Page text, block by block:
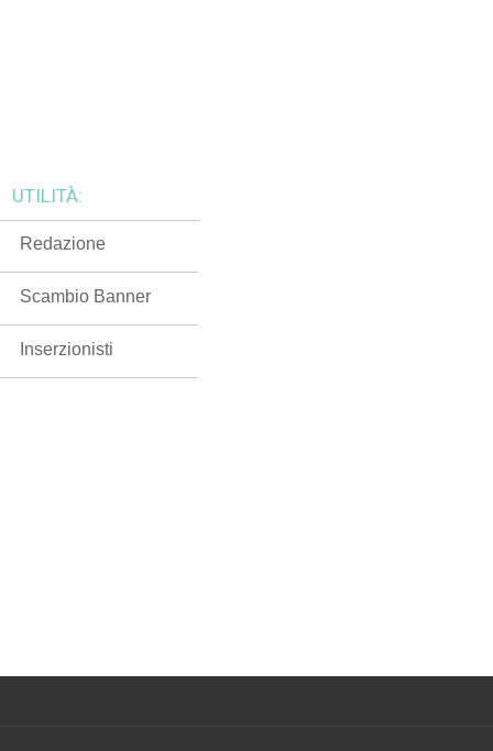
UTILITÀ:
Redazione
Scambio Banner
Inserzionisti